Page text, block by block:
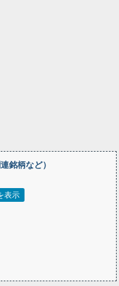
銘柄など）
表示